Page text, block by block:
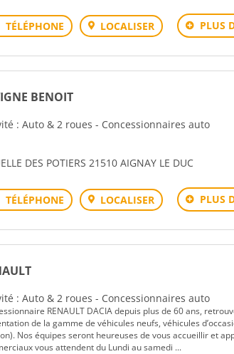
Téléphone LOCALISER PLUS
BENOIT
: Auto & 2 roues - Concessionnaires auto
DES POTIERS 21510 AIGNAY LE DUC
Téléphone LOCALISER PLUS
: Auto & 2 roues - Concessionnaires auto
RENAULT DACIA depuis plus de 60 ans,
de la gamme de véhicules neufs, véhicules
Nos équipes seront heureuses de vous accueillir et
vous attendent du Lundi au samedi ...